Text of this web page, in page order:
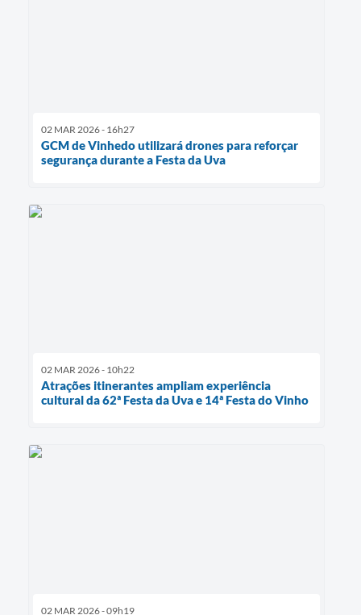
02 MAR 2026 - 16h27
GCM de Vinhedo utilizará drones para reforçar
segurança durante a Festa da Uva
02 MAR 2026 - 10h22
Atrações itinerantes ampliam experiência
cultural da 62ª Festa da Uva e 14ª Festa do Vinho
02 MAR 2026 - 09h19